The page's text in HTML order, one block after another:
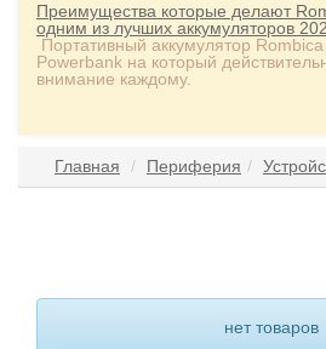
Преимущества которые делают
одним из лучших аккумуляторов
Портативный аккумулятор
Powerbank на который
внимание каждому.
Главная Периферия
нет товаров